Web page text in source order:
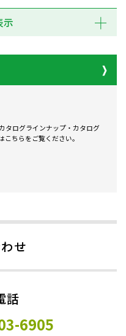
示
タログラインナップ・カタログ
こちらをご覧ください。
せ
話
6905